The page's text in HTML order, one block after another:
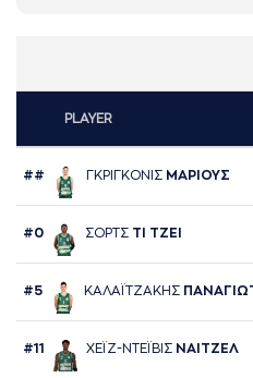
PLAYER
## ΓΚΡΙΓΚΟΝΙΣ ΜAΡΙΟΥΣ
#0 ΣΟΡΤΣ ΤΙ ΤΖΕΙ
#5 ΚAΛAΪΤΖAΚΗΣ
#11 ΧΕΪΖ-ΝΤΕΪΒΙΣ ΝAΙΤΖΕΛ